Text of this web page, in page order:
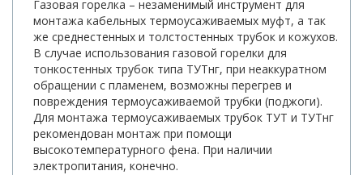
Газовая горелка – незаменимый инструмент для
монтажа кабельных термоусаживаемых муфт, а так
же среднестенных и толстостенных трубок и кожухов.
В случае использования газовой горелки для
тонкостенных трубок типа ТУТнг, при неаккуратном
обращении с пламенем, возможны перегрев и
повреждения термоусаживаемой трубки (поджоги).
Для монтажа термоусаживаемых трубок ТУТ и ТУТнг
рекомендован монтаж при помощи
высокотемпературного фена. При наличии
электропитания, конечно.